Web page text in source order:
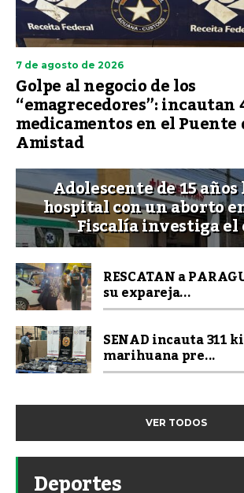
7 de agosto de 2026
Golpe al negocio de los
“emagrecedores”: incautan
medicamentos en el Puente
Amistad
Adolescente de 15
hospital con un aborto
Fiscalía investiga el
RESCATAN a
su expareja...
SENAD incauta 311
marihuana pre...
VER TODOS
Deportes